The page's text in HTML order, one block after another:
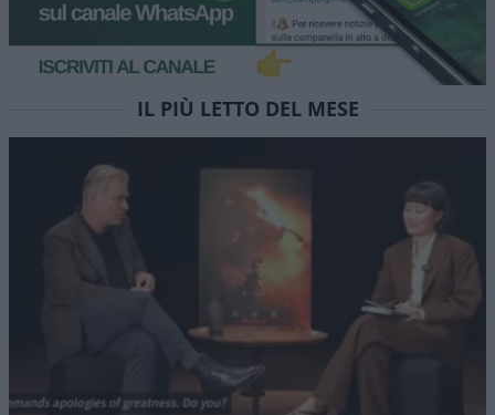
IL PIÙ LETTO DEL MESE